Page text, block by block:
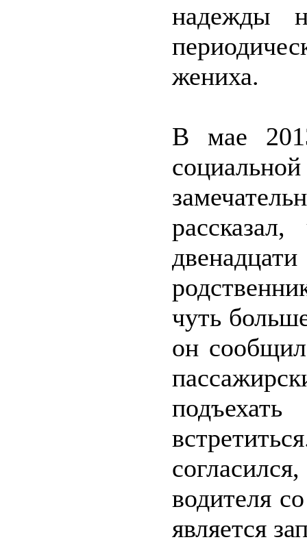
надежды
жениха.
В мае
чуть
он
водителя
является